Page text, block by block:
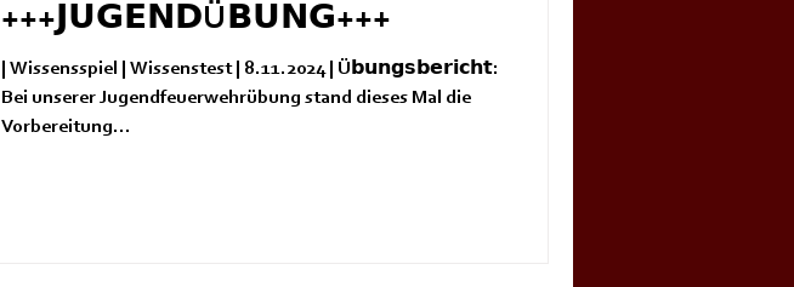
+++𝗝𝗨𝗚𝗘𝗡𝗗Ü𝗕𝗨𝗡𝗚+++
| Wissensspiel | Wissenstest | 8.11.2024 | Ü𝗯𝘂𝗻𝗴𝘀𝗯𝗲𝗿𝗶𝗰𝗵𝘁:
Bei unserer Jugendfeuerwehrübung stand dieses Mal die
Vorbereitung...